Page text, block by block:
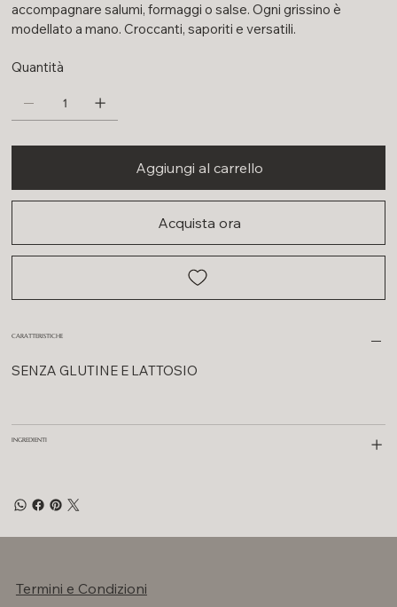
accompagnare salumi, formaggi o salse. Ogni grissino è
modellato a mano. Croccanti, saporiti e versatili.
Quantità
Aggiungi al carrello
Acquista ora
CARATTERISTICHE
SENZA GLUTINE E LATTOSIO
INGREDIENTI
Termini e Condizioni